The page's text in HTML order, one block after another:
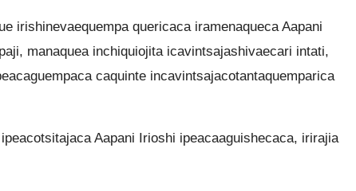
irishinevaequempa quericaca iramenaqueca Aapani
manaquea inchiquiojita icavintsajashivaecari intati,
caquinte incavintsajacotantaquemparica
Aapani Irioshi ipeacaaguishecaca, irirajia